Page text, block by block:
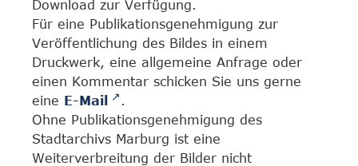
Download zur Verfügung.
Für eine Publikationsgenehmigung zur
Veröffentlichung des Bildes in einem
Druckwerk, eine allgemeine Anfrage oder
einen Kommentar schicken Sie uns gerne
eine E-Mail
.
Ohne Publikationsgenehmigung des
Stadtarchivs Marburg ist eine
Weiterverbreitung der Bilder nicht